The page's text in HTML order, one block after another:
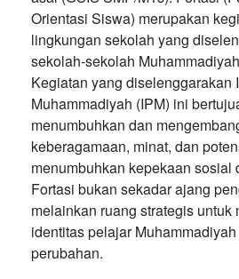
Orientasi Siswa) merupakan
lingkungan sekolah yang
sekolah-sekolah
Kegiatan yang diselenggarakan
Muhammadiyah (IPM) ini
menumbuhkan dan
keberagamaan, minat, dan
menumbuhkan kepekaan sosial
Fortasi bukan sekadar ajang
melainkan ruang strategis untuk
identitas pelajar
perubahan.